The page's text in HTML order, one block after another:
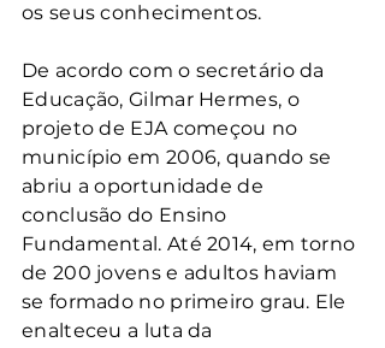
os seus conhecimentos.
De acordo com o secretário da
Educação, Gilmar Hermes, o
projeto de EJA começou no
município em 2006, quando se
abriu a oportunidade de
conclusão do Ensino
Fundamental. Até 2014, em torno
de 200 jovens e adultos haviam
se formado no primeiro grau. Ele
enalteceu a luta da